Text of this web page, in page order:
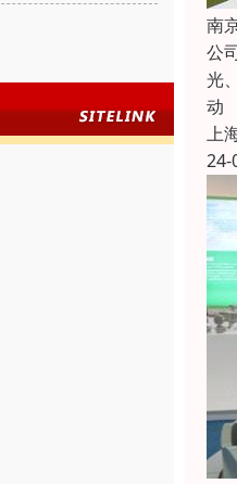
南
公
光
动
上
24-